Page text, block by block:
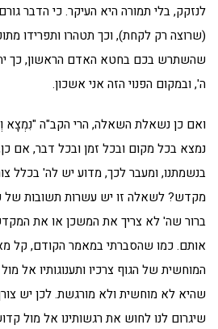
לנזקק, בלי תמורה היא העיקר. כי הדבר
(שרוצה רק לקחת), וכך תטהרו ותפרידו
שהשתרש בכם בחטא האדם הראשון, כך
ה', ובמקום הפנוי הזה אני אשכון.
ואם כן נשאלת השאלה, הרי הקב"ה "נִמְצָא
נמצא בכל מקום ובכל זמן ובכל דבר, אם
בנשמתנו, ומעבר לכך, מדוע יש לה' בכלל
מקדש? לשאלה זו יש עשרות תשובות של
ברור שה' לא צריך את המשכן או את
אותם. כמו שהסברתי במאמר הקודם, קל
המוחשית של הגוף צרכיו ותענוגותיו אל
שהיא לא מוחשית ולא מורגשת. לכן יש
שיגרום לנו לחוש את רגשותינו אל מול